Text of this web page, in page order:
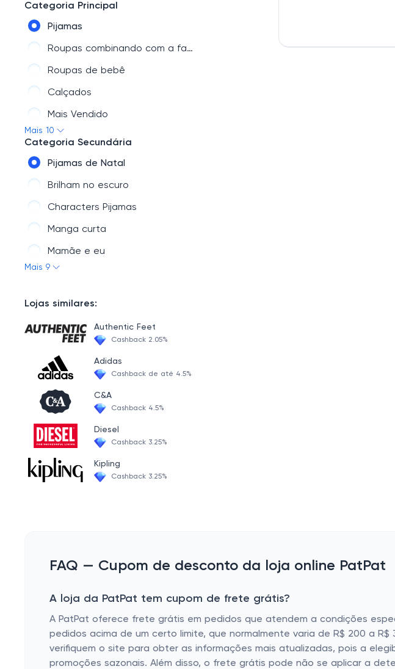
Categoria Principal
Pijamas
Roupas combinando com a família
Roupas de bebê
Calçados
Mais Vendido
Roupas infantis
Novidades em
Roupas de criança
Caracteres
Mais 10
Categoria Secundária
Pijamas de Natal
Brilham no escuro
Characters Pijamas
Manga curta
Mamãe e eu
Fleece
Mais 9
Lojas similares:
Authentic Feet
Cashback 2.05%
Adidas
Cashback de até 4.5%
C&A
Cashback 4.5%
Diesel
Cashback 3.25%
Kipling
Cashback 3.25%
FAQ — Cupom de desconto da loja online PatPat
A loja da PatPat tem cupom de frete grátis?
A PatPat oferece frete grátis em pedidos que atendem a condições
pedidos acima de um certo limite, que normalmente varia de R$ 200 a
verifiquem o site para obter as informações mais atualizadas, pois a
promoções sazonais. Além disso, o frete grátis pode não se aplicar a